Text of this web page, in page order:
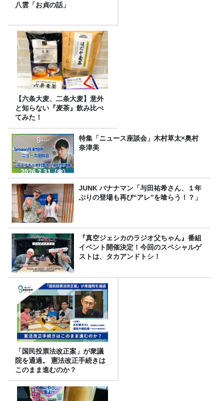
八雲「お貞の話」
【六条大麦、二条大麦】意外
と知らない『麦茶』飲み比べ
てみた！
特集「ニュース座談会」木村草太×奥村
奈津美
JUNK バナナマン「与田祐希さん、１年
ぶりの登場も再び“アレ”を喰らう！？」
『真空ジェシカのラジオ父ちゃん』番組
イベント開催決定！今回のスペシャルゲ
ストは、タカアンドトシ！
「国民投票法改正案」が衆議
院を通過。 憲法改正手続きは
このまま進むのか？